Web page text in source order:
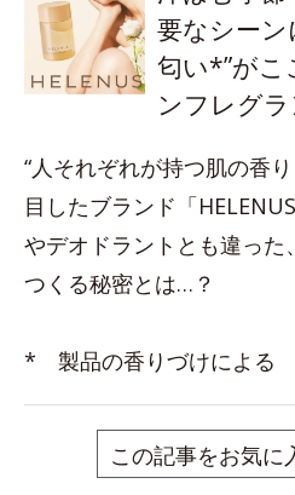
要なシー
匂い*”がこ
ンフレグラ
“人それぞれが持つ肌の香
目したブランド「
やデオドラントとも違った
つくる秘密とは…？
* 製品の香りづけによる
この記事をお気に